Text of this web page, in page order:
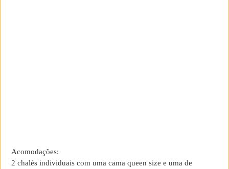
Acomodações:
2 chalés individuais com uma cama queen size e uma de